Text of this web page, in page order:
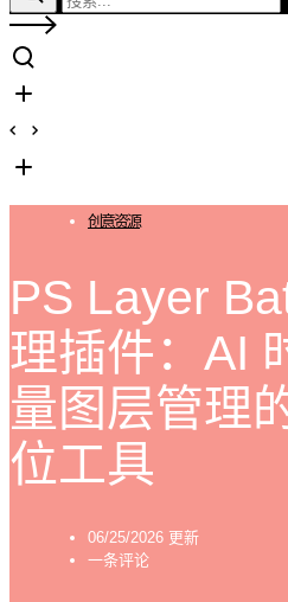
创意资源
PS Layer
理插件：AI
量图层管理
位工具
06/25/2026 更新
一条评论